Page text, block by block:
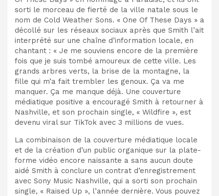
sorti le morceau de fierté de la ville natale sous le
nom de Cold Weather Sons. « One Of These Days » a
décollé sur les réseaux sociaux après que Smith l’ait
interprété sur une chaîne d’information locale, en
chantant : « Je me souviens encore de la première
fois que je suis tombé amoureux de cette ville. Les
grands arbres verts, la brise de la montagne, la
fille qui m’a fait trembler les genoux. Ça va me
manquer. Ça me manque déjà. Une couverture
médiatique positive a encouragé Smith à retourner à
Nashville, et son prochain single, « Wildfire », est
devenu viral sur TikTok avec 3 millions de vues.
La combinaison de la couverture médiatique locale
et de la création d’un public organique sur la plate-
forme vidéo encore naissante a sans aucun doute
aidé Smith à conclure un contrat d’enregistrement
avec Sony Music Nashville, qui a sorti son prochain
single, « Raised Up », l’année dernière. Vous pouvez